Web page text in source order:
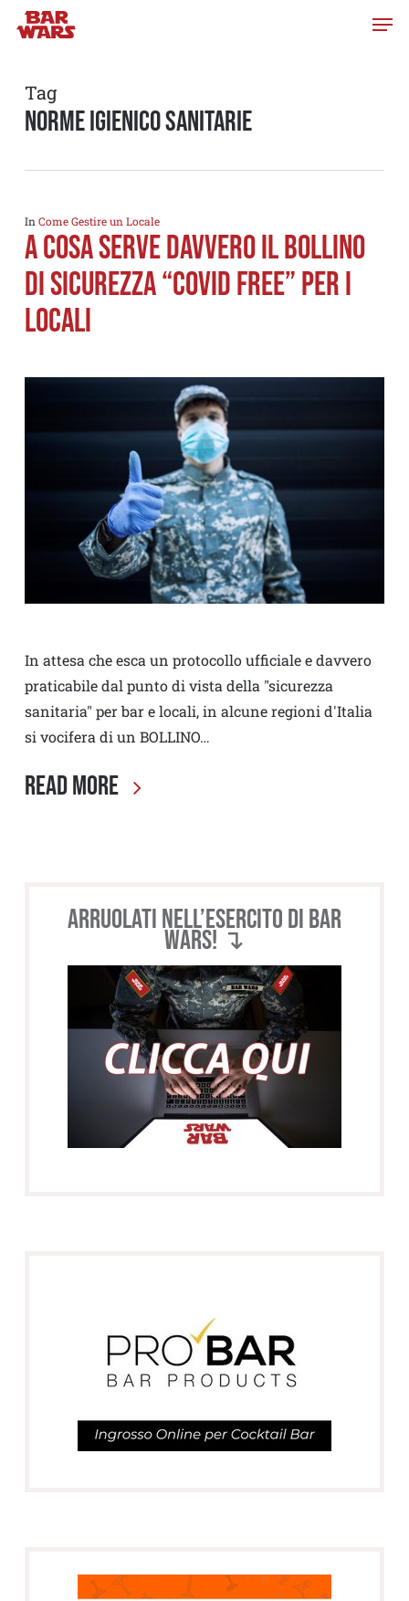
Skip
content
Tag
norme igienico sanitarie
In Come Gestire un Locale
A cosa serve DAVVERO il Bollino
di Sicurezza “COVID FREE” per i
locali
In attesa che esca un protocollo ufficiale e davvero
praticabile dal punto di vista della "sicurezza
sanitaria" per bar e locali, in alcune regioni d'Italia
si vocifera di un BOLLINO…
Read More
Arruolati nell’esercito di BAR
WARS! ↴